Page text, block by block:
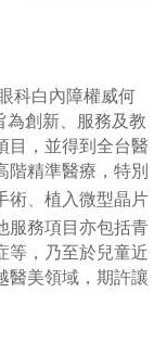
科白內障權威何
為創新、服務及教
目，並得到全台醫
階精準醫療，特別
術、 植入微型晶片
服務項目亦包括青
等，乃至於兒童近
醫美領域，期許讓